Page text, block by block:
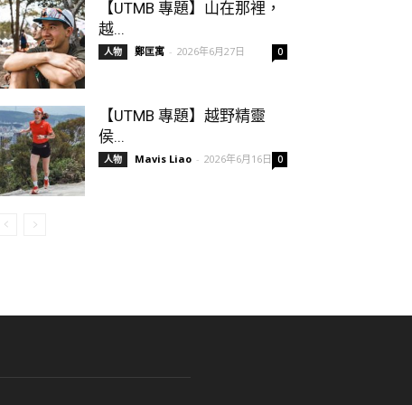
【UTMB 專題】山在那裡，
越...
人物 鄭匡寓 - 2026年6月27日 0
【UTMB 專題】越野精靈
侯...
人物 Mavis Liao - 2026年6月16日 0